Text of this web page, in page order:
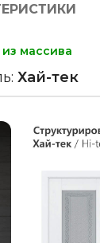
массива
Хай-тек